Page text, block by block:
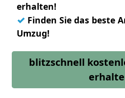
erhalten!
✓ Finden Sie das beste
Umzug!
blitzschnell